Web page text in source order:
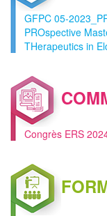
GFPC 05-
PROspective
THerapeutics in
Congrès ERS